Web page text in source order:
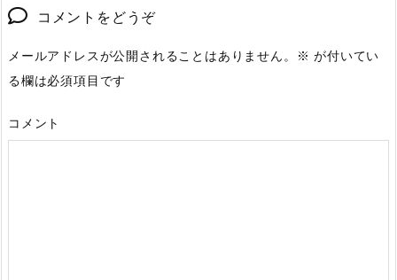
コメントをどうぞ
メールアドレスが公開されることはありません。 ※ が付いてい
る欄は必須項目です
コメント